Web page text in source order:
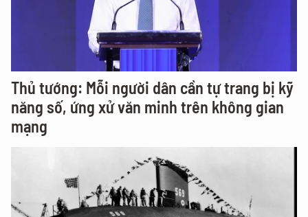
Thủ tướng: Mỗi người dân cần tự trang bị kỹ
năng số, ứng xử văn minh trên không gian
mạng